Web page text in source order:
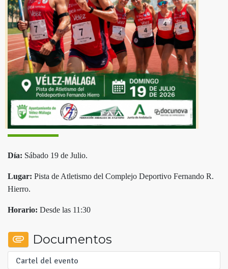
Día: Sábado 19 de Julio.
Lugar: Pista de Atletismo del Complejo Deportivo Fernando R.
Hierro.
Horario: Desde las 11:30
Documentos
Cartel del evento